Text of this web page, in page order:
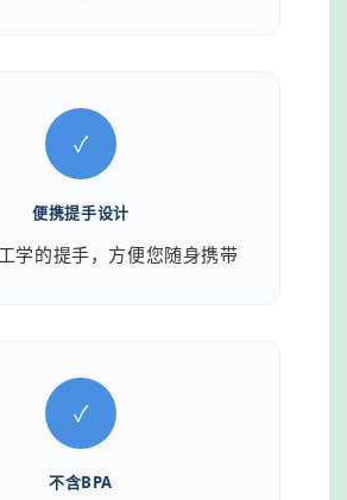
✓
便携提手设计
学的提手，方便您随身携带
✓
不含BPA